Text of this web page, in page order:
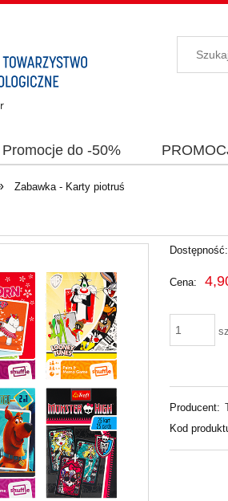
do -50%
Zabawka - Karty piotruś
Dostępność:
Cena:
Producent:
Kod